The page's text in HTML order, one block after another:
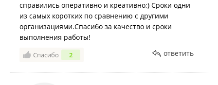
справились оперативно и креативно;) Сроки одни
из самых коротких по сравнению с другими
организациями.Спасибо за качество и сроки
выполнения работы!
Спасибо 2 ответить